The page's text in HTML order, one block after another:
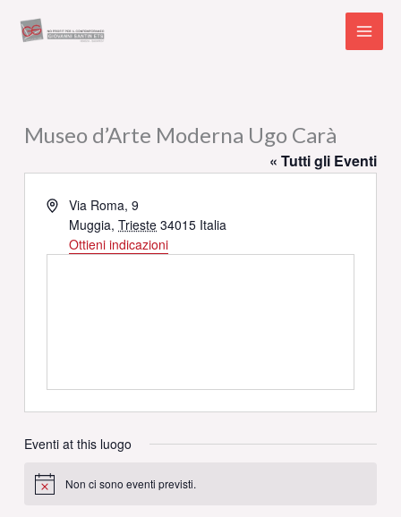
Museo d’Arte Moderna Ugo Carà
« Tutti gli Eventi
IndirizzoVia Roma, 9
Muggia, Trieste 34015 Italia
Ottieni indicazioni
Eventi at this luogo
Notice Non ci sono eventi previsti.